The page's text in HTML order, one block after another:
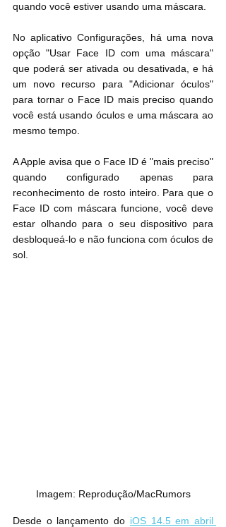
quando você estiver usando uma máscara.
No aplicativo Configurações, há uma nova
opção "Usar Face ID com uma máscara"
que poderá ser ativada ou desativada, e há
um novo recurso para "Adicionar óculos"
para tornar o Face ID mais preciso quando
você está usando óculos e uma máscara ao
mesmo tempo.
A Apple avisa que o Face ID é "mais preciso"
quando configurado apenas para
reconhecimento de rosto inteiro. Para que o
Face ID com máscara funcione, você deve
estar olhando para o seu dispositivo para
desbloqueá-lo e não funciona com óculos de
sol.
Imagem: Reprodução/MacRumors
Desde o lançamento do iOS 14.5 em abril